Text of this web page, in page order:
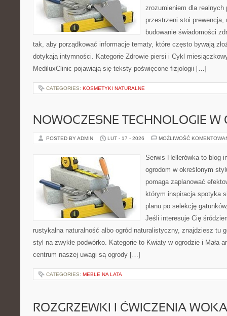
zrozumieniem dla
przestrzeni stoi prewencja,
budowanie świadomości
tak, aby porządkować informacje tematy, które często bywają
dotykają intymności. Kategorie Zdrowie piersi i Cykl
MediluxClinic pojawiają się teksty poświęcone fizjologii […]
CATEGORIES: KOSMETYKI NATURALNE
NOWOCZESNE TECHNOLOGIE W
POSTED BY ADMIN LUT - 17 - 2026 MOŻLIWOŚĆ
Serwis Hellerówka to blog
ogrodom w określonym
pomaga zaplanować
którym inspiracja spotyka
planu po selekcję
Jeśli interesuje Cię
rustykalna naturalność albo ogród naturalistyczny, znajdziesz tu
styl na zwykłe podwórko. Kategorie to Kwiaty w ogrodzie i Mała
centrum naszej uwagi są ogrody […]
CATEGORIES: MEBLE NA LATA
ROZGRZEWKI I ĆWICZENIA